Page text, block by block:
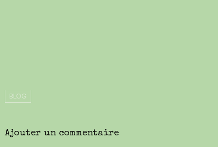
BLOG
Ajouter un commentaire